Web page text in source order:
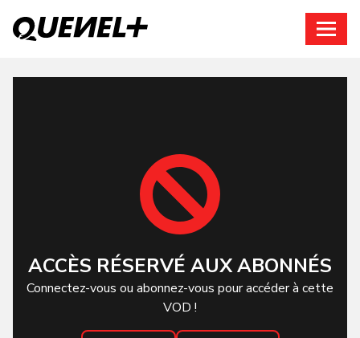
ACCÈS RÉSERVÉ AUX ABONNÉS
Connectez-vous ou abonnez-vous pour accéder à cette
VOD !